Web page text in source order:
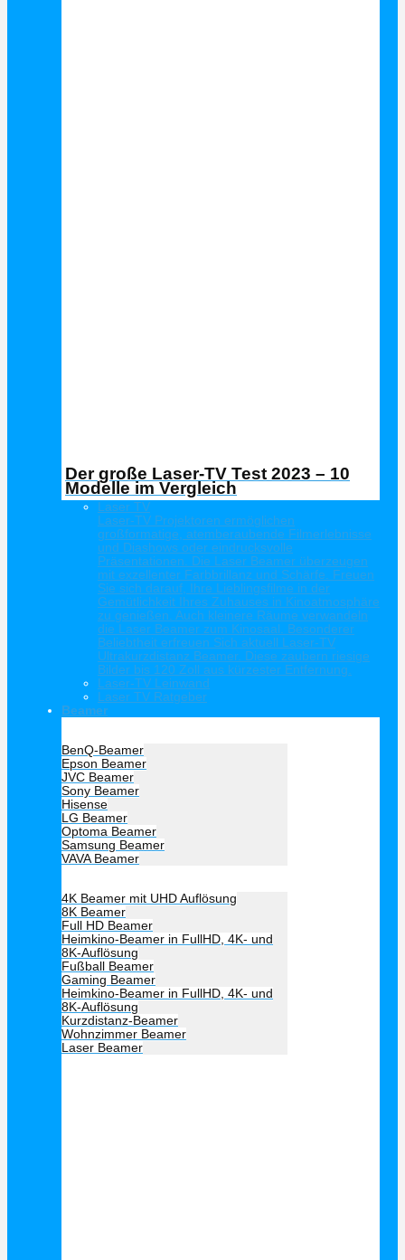
Der große Laser-TV Test 2023 – 10
Modelle im Vergleich
Laser TV
Laser-TV Projektoren ermöglichen
großformatige, atemberaubende Filmerlebnisse
und Diashows oder eindrucksvolle
Präsentationen. Die Laser Beamer überzeugen
mit exzellenter Farbbrillanz und Schärfe. Freuen
Sie sich darauf, Ihre Lieblingsfilme in der
Gemütlichkeit Ihres Zuhauses in Kinoatmosphäre
zu genießen. Auch kleinere Räume verwandeln
die Laser Beamer zum Kinosaal. Besonderer
Beliebtheit erfreuen Sich aktuell Laser-TV
Ultrakurzdistanz Beamer. Diese zaubern riesige
Bilder bis 120 Zoll aus kürzester Entfernung.
Laser-TV Leinwand
Laser TV Ratgeber
Beamer
BenQ-Beamer
Epson Beamer
JVC Beamer
Sony Beamer
Hisense
LG Beamer
Optoma Beamer
Samsung Beamer
VAVA Beamer
4K Beamer mit UHD Auflösung
8K Beamer
Full HD Beamer
Heimkino-Beamer in FullHD, 4K- und
8K-Auflösung
Fußball Beamer
Gaming Beamer
Heimkino-Beamer in FullHD, 4K- und
8K-Auflösung
Kurzdistanz-Beamer
Wohnzimmer Beamer
Laser Beamer